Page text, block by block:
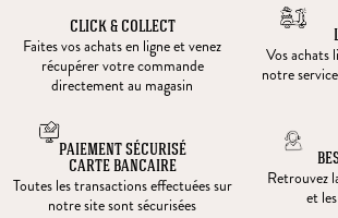
CLICK & COLLECT
Faites vos achats en ligne et venez
récupérer votre commande
directement au magasin
Vos achats
notre
PAIEMENT SÉCURISÉ
CARTE BANCAIRE
Toutes les transactions effectuées sur
notre site sont sécurisées
Retrouvez
et les